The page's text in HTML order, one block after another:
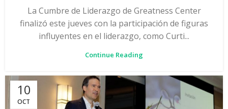
La Cumbre de Liderazgo de Greatness Center
finalizó este jueves con la participación de figuras
influyentes en el liderazgo, como Curti...
Continue Reading
10
OCT